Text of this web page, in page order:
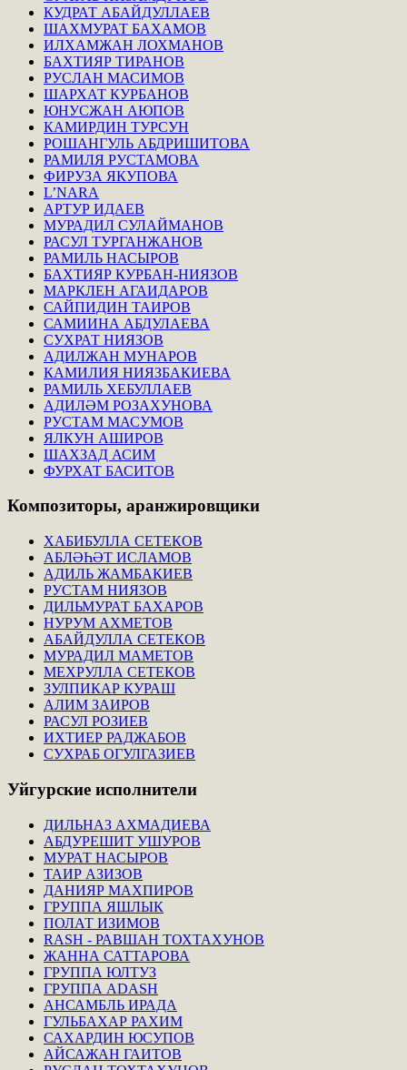
КУДРАТ АБАЙДУЛЛАЕВ
ШАХМУРАТ БАХАМОВ
ИЛХАМЖАН ЛОХМАНОВ
БАХТИЯР ТИРАНОВ
РУСЛАН МАСИМОВ
ШАРХАТ КУРБАНОВ
ЮНУСЖАН АЮПОВ
КАМИРДИН ТУРСУН
РОШАНГУЛЬ АБДРИШИТОВА
РАМИЛЯ РУСТАМОВА
ФИРУЗА ЯКУПОВА
L’NARA
АРТУР ИДАЕВ
МУРАДИЛ СУЛАЙМАНОВ
РАСУЛ ТУРГАНЖАНОВ
РАМИЛЬ НАСЫРОВ
БАХТИЯР КУРБАН-НИЯЗОВ
МАРКЛЕН АГАИДАРОВ
САЙПИДИН ТАИРОВ
САМИИНА АБДУЛАЕВА
СУХРАТ НИЯЗОВ
АДИЛЖАН МУНАРОВ
КАМИЛИЯ НИЯЗБАКИЕВА
РАМИЛЬ ХЕБУЛЛАЕВ
АДИЛӘМ РОЗАХУНОВА
РУСТАМ МАСУМОВ
ЯЛКУН АШИРОВ
ШАХЗАД АСИМ
ФУРХАТ БАСИТОВ
Композиторы, аранжировщики
ХАБИБУЛЛА СЕТЕКОВ
АБЛӘҺӘТ ИСЛАМОВ
АДИЛЬ ЖАМБАКИЕВ
РУСТАМ НИЯЗОВ
ДИЛЬМУРАТ БАХАРОВ
НУРУМ АХМЕТОВ
АБАЙДУЛЛА СЕТЕКОВ
МУРАДИЛ МАМЕТОВ
МЕХРУЛЛА СЕТЕКОВ
ЗУЛПИКАР КУРАШ
АЛИМ ЗАИРОВ
РАСУЛ РОЗИЕВ
ИХТИЕР РАДЖАБОВ
СУХРАБ ОГУЛГАЗИЕВ
Уйгурские исполнители
ДИЛЬНАЗ АХМАДИЕВА
АБДУРЕШИТ УШУРОВ
МУРАТ НАСЫРОВ
ТАИР АЗИЗОВ
ДАНИЯР МАХПИРОВ
ГРУППА ЯШЛЫК
ПОЛАТ ИЗИМОВ
RASH - РАВШАН ТОХТАХУНОВ
ЖАННА САТТАРОВА
ГРУППА ЮЛТУЗ
ГРУППА ADASH
АНСАМБЛЬ ИРАДА
ГУЛЬБАХАР РАХИМ
САХАРДИН ЮСУПОВ
АЙСАЖАН ГАИТОВ